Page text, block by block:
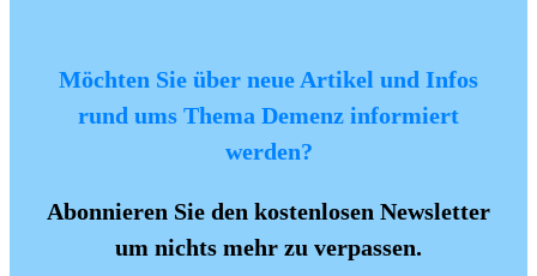
Möchten Sie über neue Artikel und Infos
rund ums Thema Demenz informiert
werden?
Abonnieren Sie den kostenlosen Newsletter
um nichts mehr zu verpassen.